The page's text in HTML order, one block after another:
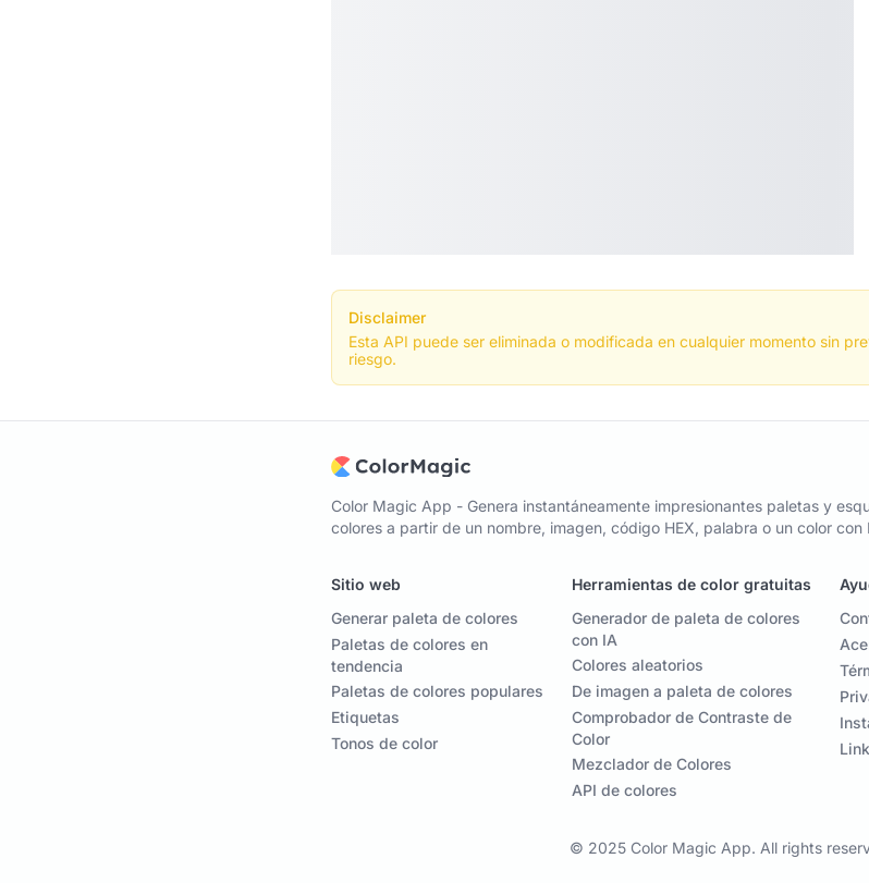
Disclaimer
Esta API puede ser eliminada o modificada en cualquier momento sin
riesgo.
Color Magic App - Genera instantáneamente impresionantes paletas y
colores a partir de un nombre, imagen, código HEX, palabra o un color con
Sitio web
Generar paleta de colores
Paletas de colores en
tendencia
Paletas de colores populares
Etiquetas
Tonos de color
Herramientas de color gratuitas
Generador de paleta de colores
con IA
Colores aleatorios
De imagen a paleta de colores
Comprobador de Contraste de
Color
Mezclador de Colores
API de colores
© 2025 Color Magic App. All rights